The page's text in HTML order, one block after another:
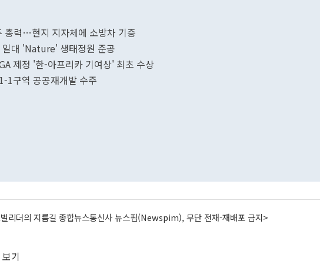
총력…현지 지자체에 소방차 기증
일대 'Nature' 생태정원 준공
제정 '한-아프리카 기여상' 최초 수상
1구역 공공재개발 수주
리더의 지름길 종합뉴스통신사 뉴스핌(Newspim), 무단 전재-재배포 금지>
기